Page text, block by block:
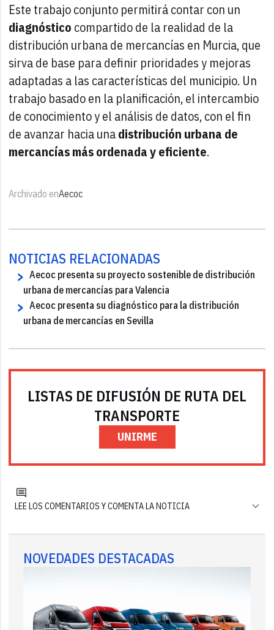
Este trabajo conjunto permitirá contar con un
diagnóstico compartido de la realidad de la
distribución urbana de mercancías en Murcia, que
sirva de base para definir prioridades y mejoras
adaptadas a las características del municipio. Un
trabajo basado en la planificación, el intercambio
de conocimiento y el análisis de datos, con el fin
de avanzar hacia unadistribución urbana de
mercancías más ordenada y eficiente.
Archivado enAecoc
NOTICIAS RELACIONADAS
Aecoc presenta su proyecto sostenible de distribución
urbana de mercancías para Valencia
Aecoc presenta su diagnóstico para la distribución
urbana de mercancías en Sevilla
LISTAS DE DIFUSIÓN DE RUTA DEL
TRANSPORTE
UNIRME
LEE LOS COMENTARIOS Y COMENTA LA NOTICIA
NOVEDADES DESTACADAS